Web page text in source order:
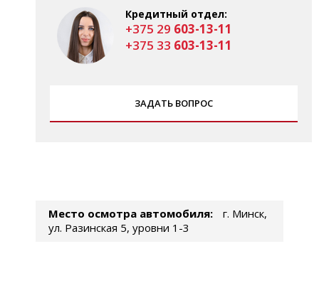
Кредитный отдел:
+375 29 603-13-11
+375 33 603-13-11
ЗАДАТЬ ВОПРОС
Место осмотра автомобиля:
г. Минск,
ул. Разинская 5, уровни 1-3